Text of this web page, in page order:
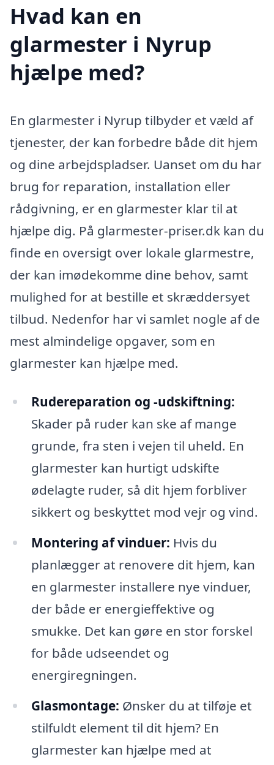
Hvad kan en
glarmester i Nyrup
hjælpe med?
En glarmester i Nyrup tilbyder et væld af
tjenester, der kan forbedre både dit hjem
og dine arbejdspladser. Uanset om du har
brug for reparation, installation eller
rådgivning, er en glarmester klar til at
hjælpe dig. På glarmester-priser.dk kan du
finde en oversigt over lokale glarmestre,
der kan imødekomme dine behov, samt
mulighed for at bestille et skræddersyet
tilbud. Nedenfor har vi samlet nogle af de
mest almindelige opgaver, som en
glarmester kan hjælpe med.
Rudereparation og -udskiftning:
Skader på ruder kan ske af mange
grunde, fra sten i vejen til uheld. En
glarmester kan hurtigt udskifte
ødelagte ruder, så dit hjem forbliver
sikkert og beskyttet mod vejr og vind.
Montering af vinduer: Hvis du
planlægger at renovere dit hjem, kan
en glarmester installere nye vinduer,
der både er energieffektive og
smukke. Det kan gøre en stor forskel
for både udseendet og
energiregningen.
Glasmontage: Ønsker du at tilføje et
stilfuldt element til dit hjem? En
glarmester kan hjælpe med at